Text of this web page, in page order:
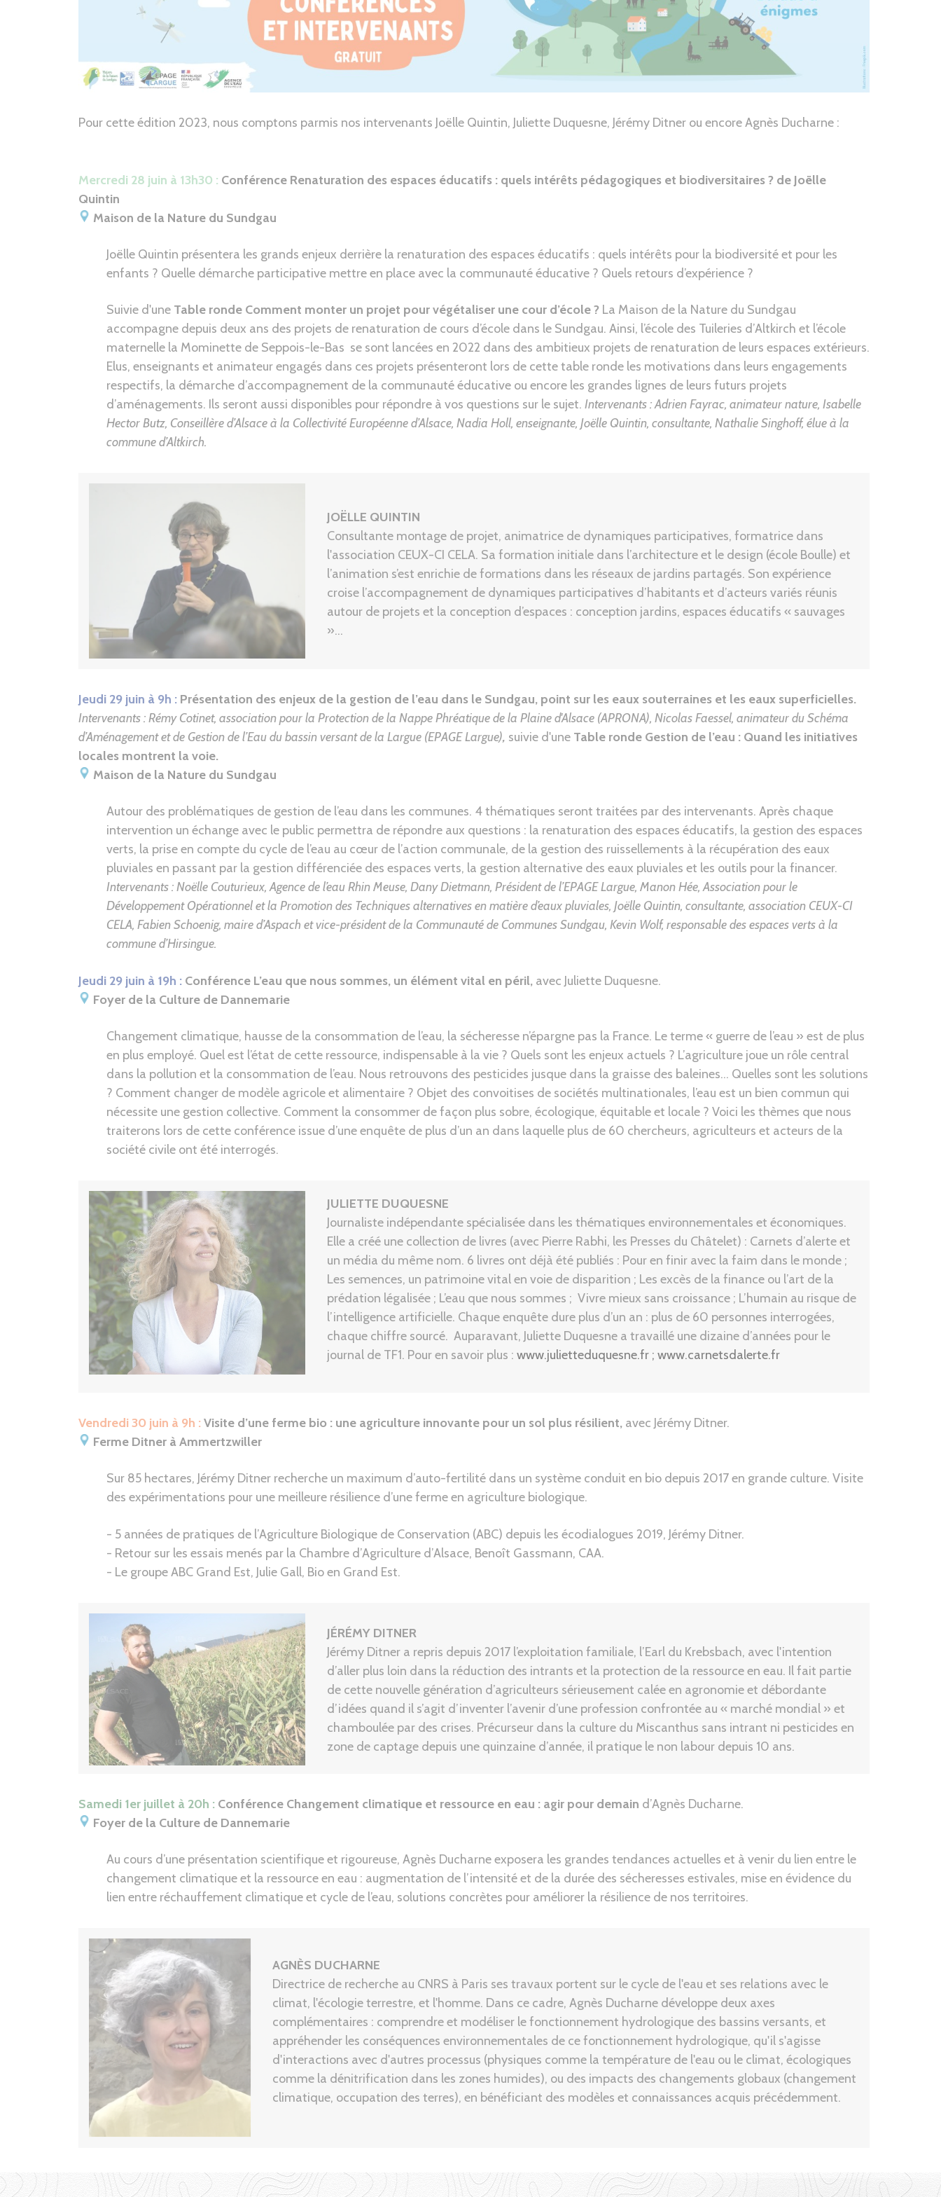
Pour cette édition 2023, nous comptons parmis nos intervenants Joëlle Quintin, Juliette Duquesne, Jérémy Ditner ou encore Agnès Ducharne :
Mercredi 28 juin à 13h30 : Conférence Renaturation des espaces éducatifs : quels intérêts pédagogiques et biodiversitaires ? de Joëlle
Quintin
Maison de la Nature du Sundgau
Joëlle Quintin présentera les grands enjeux derrière la renaturation des espaces éducatifs : quels intérêts pour la biodiversité et pour les
enfants ? Quelle démarche participative mettre en place avec la communauté éducative ? Quels retours d’expérience ?
Suivie d'une Table ronde Comment monter un projet pour végétaliser une cour d’école ? La Maison de la Nature du Sundgau
accompagne depuis deux ans des projets de renaturation de cours d’école dans le Sundgau. Ainsi, l’école des Tuileries d’Altkirch et l’école
maternelle la Mominette de Seppois-le-Bas se sont lancées en 2022 dans des ambitieux projets de renaturation de leurs espaces extérieurs.
Elus, enseignants et animateur engagés dans ces projets présenteront lors de cette table ronde les motivations dans leurs engagements
respectifs, la démarche d’accompagnement de la communauté éducative ou encore les grandes lignes de leurs futurs projets
d’aménagements. Ils seront aussi disponibles pour répondre à vos questions sur le sujet. Intervenants : Adrien Fayrac, animateur nature, Isabelle
Hector Butz, Conseillère d’Alsace à la Collectivité Européenne d’Alsace, Nadia Holl, enseignante, Joëlle Quintin, consultante, Nathalie Singhoff, élue à la
commune d’Altkirch.
JOËLLE QUINTIN
Consultante montage de projet, animatrice de dynamiques participatives, formatrice dans
l'association CEUX-CI CELA. Sa formation initiale dans l’architecture et le design (école Boulle) et
l’animation s’est enrichie de formations dans les réseaux de jardins partagés. Son expérience
croise l’accompagnement de dynamiques participatives d’habitants et d’acteurs variés réunis
autour de projets et la conception d’espaces : conception jardins, espaces éducatifs « sauvages
»...
Jeudi 29 juin à 9h : Présentation des enjeux de la gestion de l’eau dans le Sundgau, point sur les eaux souterraines et les eaux superficielles.
Intervenants :Rémy Cotinet, association pour la Protection de la Nappe Phréatique de la Plaine d'Alsace (APRONA), Nicolas Faessel, animateur du Schéma
d’Aménagement et de Gestion de l’Eau du bassin versant de la Largue (EPAGE Largue), suivie d'une Table ronde Gestion de l’eau : Quand les initiatives
locales montrent la voie.
Maison de la Nature du Sundgau
Autour des problématiques de gestion de l’eau dans les communes. 4 thématiques seront traitées par des intervenants. Après chaque
intervention un échange avec le public permettra de répondre aux questions : la renaturation des espaces éducatifs, la gestion des espaces
verts, la prise en compte du cycle de l’eau au cœur de l’action communale, de la gestion des ruissellements à la récupération des eaux
pluviales en passant par la gestion différenciée des espaces verts, la gestion alternative des eaux pluviales et les outils pour la financer.
Intervenants : Noëlle Couturieux, Agence de l’eau Rhin Meuse, Dany Dietmann, Président de l’EPAGE Largue, Manon Hée, Association pour le
Développement Opérationnel et la Promotion des Techniques alternatives en matière d’eaux pluviales, Joëlle Quintin, consultante, association CEUX-CI
CELA, Fabien Schoenig, maire d’Aspach et vice-président de la Communauté de Communes Sundgau, Kevin Wolf, responsable des espaces verts à la
commune d’Hirsingue.
Jeudi 29 juin à 19h : Conférence L’eau que nous sommes, un élément vital en péril, avec Juliette Duquesne.
Foyer de la Culture de Dannemarie
Changement climatique, hausse de la consommation de l’eau, la sécheresse n’épargne pas la France. Le terme « guerre de l’eau » est de plus
en plus employé. Quel est l’état de cette ressource, indispensable à la vie ? Quels sont les enjeux actuels ? L’agriculture joue un rôle central
dans la pollution et la consommation de l’eau. Nous retrouvons des pesticides jusque dans la graisse des baleines… Quelles sont les solutions
? Comment changer de modèle agricole et alimentaire ? Objet des convoitises de sociétés multinationales, l’eau est un bien commun qui
nécessite une gestion collective. Comment la consommer de façon plus sobre, écologique, équitable et locale ? Voici les thèmes que nous
traiterons lors de cette conférence issue d’une enquête de plus d’un an dans laquelle plus de 60 chercheurs, agriculteurs et acteurs de la
société civile ont été interrogés.
JULIETTE DUQUESNE
Journaliste indépendante spécialisée dans les thématiques environnementales et économiques.
Elle a créé une collection de livres (avec Pierre Rabhi, les Presses du Châtelet) : Carnets d’alerte et
un média du même nom. 6 livres ont déjà été publiés : Pour en finir avec la faim dans le monde ;
Les semences, un patrimoine vital en voie de disparition ; Les excès de la finance ou l’art de la
prédation légalisée ; L’eau que nous sommes ; Vivre mieux sans croissance ; L’humain au risque de
l’intelligence artificielle. Chaque enquête dure plus d’un an : plus de 60 personnes interrogées,
chaque chiffre sourcé. Auparavant, Juliette Duquesne a travaillé une dizaine d’années pour le
journal de TF1. Pour en savoir plus : www.julietteduquesne.fr; www.carnetsdalerte.fr
Vendredi 30 juin à 9h :Visite d’une ferme bio : une agriculture innovante pour un sol plus résilient, avec Jérémy Ditner.
Ferme Ditner à Ammertzwiller
Sur 85 hectares, Jérémy Ditner recherche un maximum d’auto-fertilité dans un système conduit en bio depuis 2017 en grande culture. Visite
des expérimentations pour une meilleure résilience d’une ferme en agriculture biologique.
- 5 années de pratiques de l’Agriculture Biologique de Conservation (ABC) depuis les écodialogues 2019, Jérémy Ditner.
- Retour sur les essais menés par la Chambre d’Agriculture d’Alsace, Benoît Gassmann, CAA.
- Le groupe ABC Grand Est, Julie Gall, Bio en Grand Est.
JÉRÉMY DITNER
Jérémy Ditner a repris depuis 2017 l’exploitation familiale, l’Earl du Krebsbach, avec l'intention
d’aller plus loin dans la réduction des intrants et la protection de la ressource en eau. Il fait partie
de cette nouvelle génération d’agriculteurs sérieusement calée en agronomie et débordante
d’idées quand il s’agit d’inventer l’avenir d’une profession confrontée au « marché mondial » et
chamboulée par des crises. Précurseur dans la culture du Miscanthus sans intrant ni pesticides en
zone de captage depuis une quinzaine d’année, il pratique le non labour depuis 10 ans.
Samedi 1er juillet à 20h : Conférence Changement climatique et ressource en eau : agir pour demain d’Agnès Ducharne.
Foyer de la Culture de Dannemarie
Au cours d’une présentation scientifique et rigoureuse, Agnès Ducharne exposera les grandes tendances actuelles et à venir du lien entre le
changement climatique et la ressource en eau : augmentation de l’intensité et de la durée des sécheresses estivales, mise en évidence du
lien entre réchauffement climatique et cycle de l’eau, solutions concrètes pour améliorer la résilience de nos territoires.
AGNÈS DUCHARNE
Directrice de recherche au CNRS à Paris ses travaux portent sur le cycle de l'eau et ses relations avec le
climat, l'écologie terrestre, et l'homme. Dans ce cadre, Agnès Ducharne développe deux axes
complémentaires : comprendre et modéliser le fonctionnement hydrologique des bassins versants, et
appréhender les conséquences environnementales de ce fonctionnement hydrologique, qu'il s'agisse
d'interactions avec d'autres processus (physiques comme la température de l'eau ou le climat, écologiques
comme la dénitrification dans les zones humides), ou des impacts des changements globaux (changement
climatique, occupation des terres), en bénéficiant des modèles et connaissances acquis précédemment.